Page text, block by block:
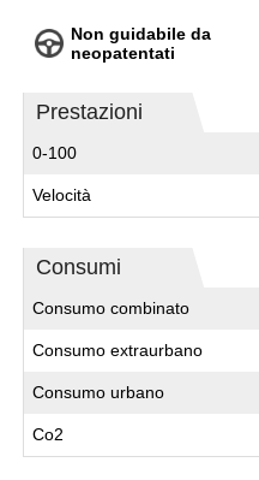
Non guidabile da
neopatentati
Prestazioni
0-100
Velocità
Consumi
Consumo combinato
Consumo extraurbano
Consumo urbano
Co2